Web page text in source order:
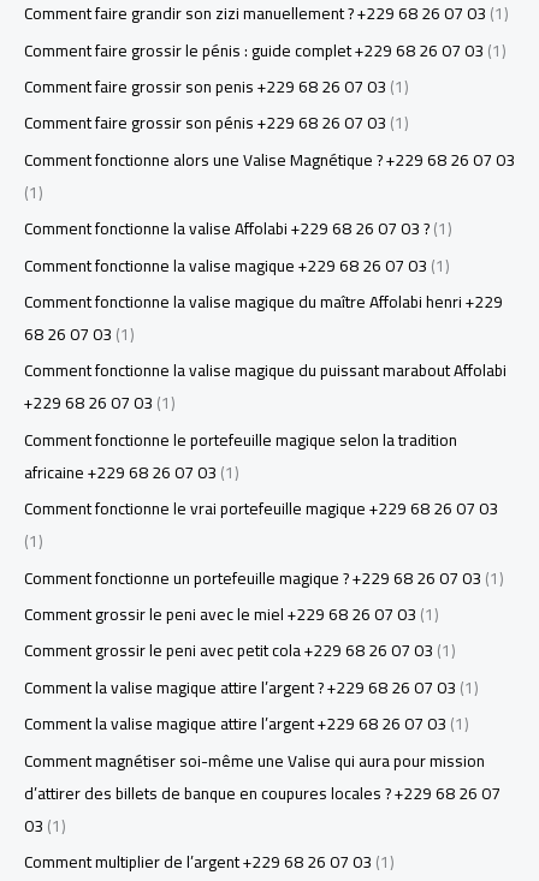
Comment faire grandir son zizi manuellement ? +229 68 26 07 03(1)
Comment faire grossir le pénis : guide complet +229 68 26 07 03(1)
Comment faire grossir son penis +229 68 26 07 03(1)
Comment faire grossir son pénis +229 68 26 07 03(1)
Comment fonctionne alors une Valise Magnétique ? +229 68 26 07 03
(1)
Comment fonctionne la valise Affolabi +229 68 26 07 03 ?(1)
Comment fonctionne la valise magique +229 68 26 07 03(1)
Comment fonctionne la valise magique du maître Affolabi henri +229
68 26 07 03(1)
Comment fonctionne la valise magique du puissant marabout Affolabi
+229 68 26 07 03(1)
Comment fonctionne le portefeuille magique selon la tradition
africaine +229 68 26 07 03(1)
Comment fonctionne le vrai portefeuille magique +229 68 26 07 03
(1)
Comment fonctionne un portefeuille magique ? +229 68 26 07 03(1)
Comment grossir le peni avec le miel +229 68 26 07 03(1)
Comment grossir le peni avec petit cola +229 68 26 07 03(1)
Comment la valise magique attire l’argent ? +229 68 26 07 03(1)
Comment la valise magique attire l’argent +229 68 26 07 03(1)
Comment magnétiser soi-même une Valise qui aura pour mission
d’attirer des billets de banque en coupures locales ? +229 68 26 07
03(1)
Comment multiplier de l’argent +229 68 26 07 03(1)